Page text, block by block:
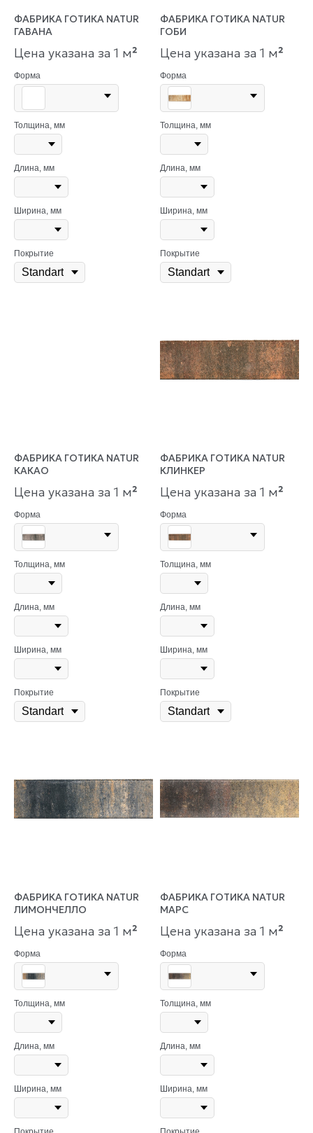
ФАБРИКА ГОТИКА NATUR
ГАВАНА
Цена указана за 1 м²
Форма
Толщина, мм
Длина, мм
Ширина, мм
Покрытие
ФАБРИКА ГОТИКА NATUR
ГОБИ
Цена указана за 1 м²
Форма
Толщина, мм
Длина, мм
Ширина, мм
Покрытие
ФАБРИКА ГОТИКА NATUR
КАКАО
Цена указана за 1 м²
Форма
Толщина, мм
Длина, мм
Ширина, мм
Покрытие
ФАБРИКА ГОТИКА NATUR
КЛИНКЕР
Цена указана за 1 м²
Форма
Толщина, мм
Длина, мм
Ширина, мм
Покрытие
ФАБРИКА ГОТИКА NATUR
ЛИМОНЧЕЛЛО
Цена указана за 1 м²
Форма
Толщина, мм
Длина, мм
Ширина, мм
ФАБРИКА ГОТИКА NATUR
МАРС
Цена указана за 1 м²
Форма
Толщина, мм
Длина, мм
Ширина, мм